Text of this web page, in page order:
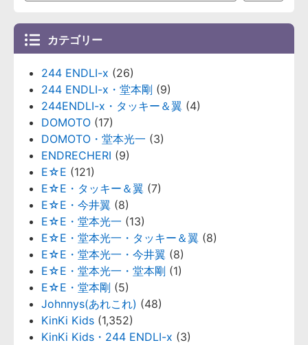
カテゴリー
244 ENDLI-x (26)
244 ENDLI-x・堂本剛 (9)
244ENDLI-x・タッキー＆翼 (4)
DOMOTO (17)
DOMOTO・堂本光一 (3)
ENDRECHERI (9)
E☆E (121)
E☆E・タッキー＆翼 (7)
E☆E・今井翼 (8)
E☆E・堂本光一 (13)
E☆E・堂本光一・タッキー＆翼 (8)
E☆E・堂本光一・今井翼 (8)
E☆E・堂本光一・堂本剛 (1)
E☆E・堂本剛 (5)
Johnnys(あれこれ) (48)
KinKi Kids (1,352)
KinKi Kids・244 ENDLI-x (3)